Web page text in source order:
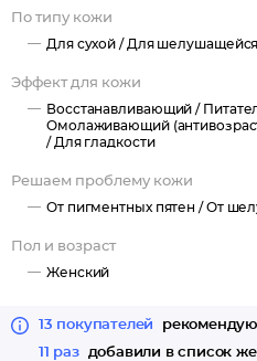
По типу кожи
Для сухой / Для
Эффект для кожи
Восстанавливающий /
Омолаживающий
/ Для гладкости
Решаем проблему кожи
От пигментных пятен /От
Пол и возраст
Женский
13 покупателей
11 раз
добавили в список